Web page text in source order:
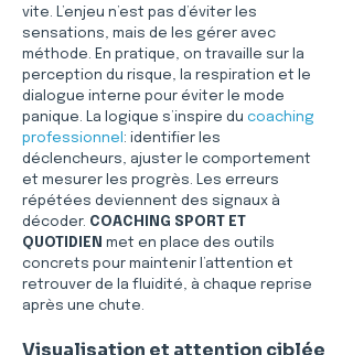
vite. L’enjeu n’est pas d’éviter les
sensations, mais de les gérer avec
méthode. En pratique, on travaille sur la
perception du risque, la respiration et le
dialogue interne pour éviter le mode
panique. La logique s’inspire du coaching
professionnel : identifier les
déclencheurs, ajuster le comportement
et mesurer les progrès. Les erreurs
répétées deviennent des signaux à
décoder. COACHING SPORT ET
QUOTIDIEN met en place des outils
concrets pour maintenir l’attention et
retrouver de la fluidité, à chaque reprise
après une chute.
Visualisation et attention ciblée